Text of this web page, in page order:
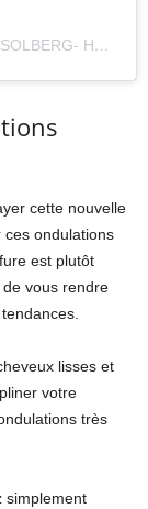
UNE PUBLICATION PARTAGÉE PAR KIRSTI SOLBERG- HAIR GEEK (@KIRSTISOL.WELLA)
cette nouvelle
ces ondulations
est plutôt
de vous rendre
lisses et
votre
très
simplement